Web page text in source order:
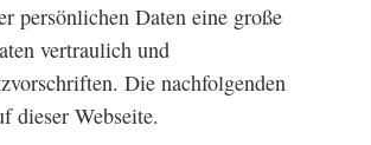
persönlichen Daten eine große
vertraulich und
Die nachfolgenden
dieser Webseite.